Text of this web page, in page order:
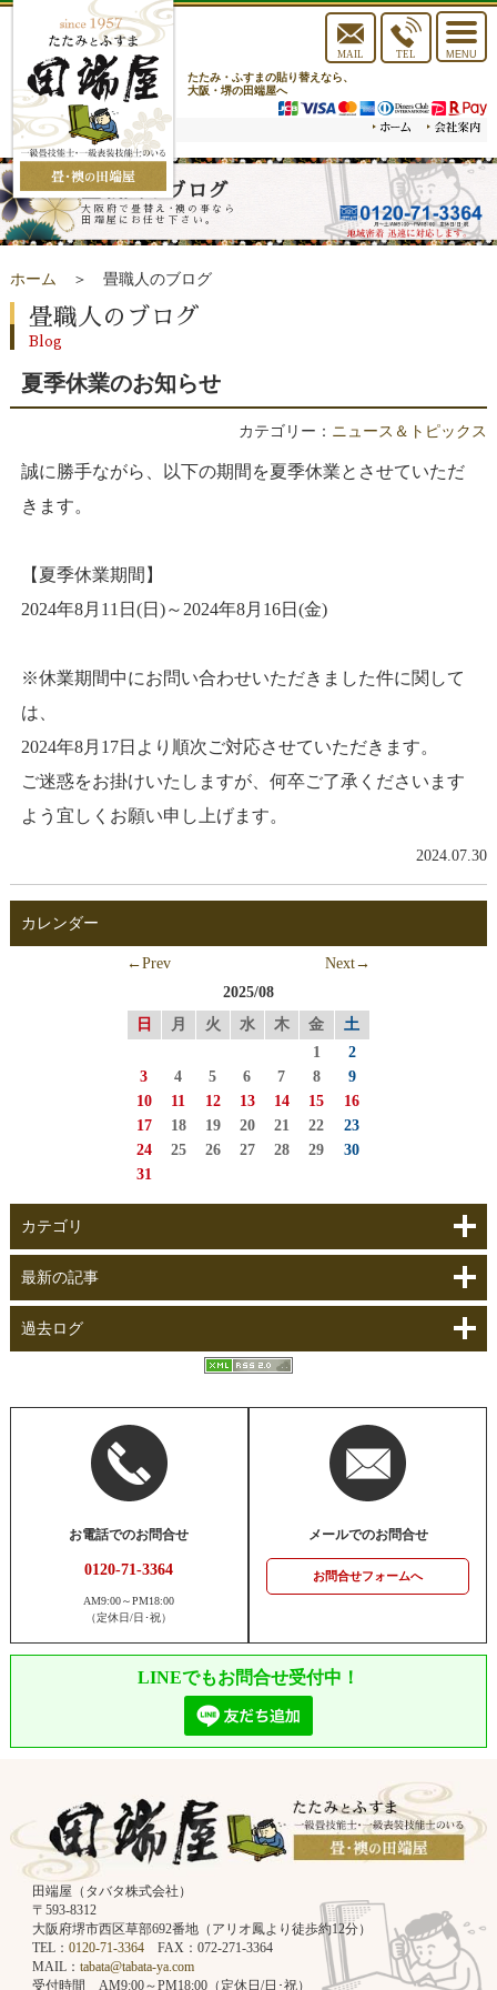
MAIL TEL
toggle
MENU
たたみ・ふすまの貼り替えなら、
大阪・堺の田端屋へ
畳職人のブログ
大阪府で畳替え･襖の事なら
田端屋にお任せ下さい。
ホーム ＞ 畳職人のブログ
畳職人のブログ
Blog
夏季休業のお知らせ
カテゴリー： ニュース＆トピックス
誠に勝手ながら、以下の期間を夏季休業とさせていただ
きます。
【夏季休業期間】
2024年8月11日(日)～2024年8月16日(金)
※休業期間中にお問い合わせいただきました件に関して
は、
2024年8月17日より順次ご対応させていただきます。
ご迷惑をお掛けいたしますが、何卒ご了承くださいます
よう宜しくお願い申し上げます。
2024.07.30
カレンダー
←Prev
Next→
2025/08
日
月 火 水 木 金
土
1
2
3
4 5 6 7 8
9
10
11 12 13 14 15
16
17
18 19 20 21 22
23
24
25 26 27 28 29
30
31
カテゴリ
最新の記事
過去ログ
お電話でのお問合せ
0120-71-3364
AM9:00～PM18:00
（定休日/日･祝）
メールでのお問合せ
お問合せフォームへ
LINEでもお問合せ受付中！
田端屋（タバタ株式会社）
〒593-8312
大阪府堺市西区草部692番地（アリオ鳳より徒歩約12分）
TEL： 0120-71-3364FAX：072-271-3364
MAIL： tabata@tabata-ya.com
受付時間 AM9:00～PM18:00（定休日/日･祝）